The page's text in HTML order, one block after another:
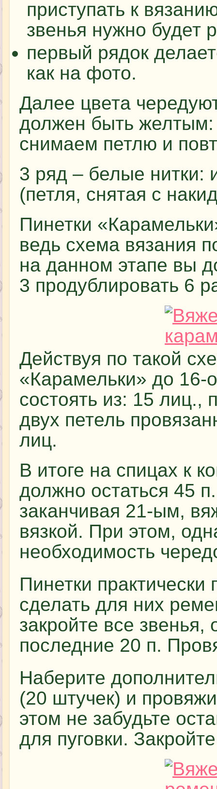
приступать к
звенья нужно будет
первый рядок
как на фото.
Далее цвета
должен быть желтым:
снимаем петлю и
3 ряд – белые нитки:
(петля, снятая с
Пинетки
ведь схема вязания
на данном этапе вы
3 продублировать 6
Действуя по такой
«Карамельки» до 16-
состоять из: 15 лиц.,
двух петель
лиц.
В итоге на спицах к
должно остаться 45
заканчивая 21-ым,
вязкой. При этом,
необходимость
Пинетки
сделать для них
закройте все
последние 20 п.
Наберите
(20 штучек) и
этом не забудьте
для пуговки.